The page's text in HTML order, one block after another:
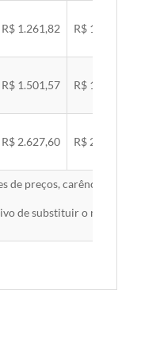
R$ 1.261,82 R$ 1.300,32
R$ 1.501,57 R$ 1.547,38
R$ 2.627,60 R$ 2.707,76
de preços, carências,
de substituir o material